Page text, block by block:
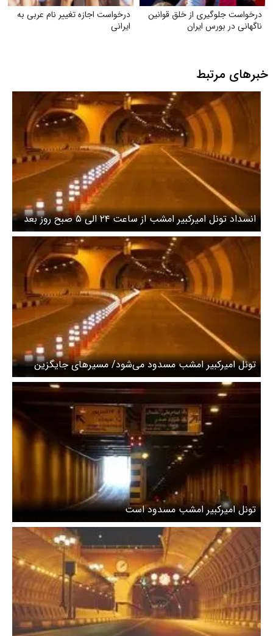
درخواست جلوگیری از خلق قوانین
ناگهانی در بورس ایران
درخواست اجازه تغییر نام عربی به
ایرانی
خبرهای مرتبط
انسداد تونل امیرکبیر امشب از ساعت ۲۴ الی ۵ صبح روز بعد
تونل امیرکبیر امشب مسدود می‌شود/ مسیرهای جایگزین
اعلام شد
تونل امیرکبیر امشب مسدود است